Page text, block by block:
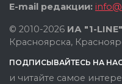
E-mail редакции:
© 2010-2026 ИА "1-LINE"
Красноярска,
ПОДПИСЫВАЙТЕСЬ НА
и читайте самое